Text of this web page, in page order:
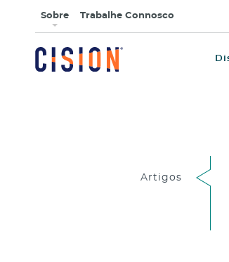
Sobre Trabalhe Connosco
Artigos